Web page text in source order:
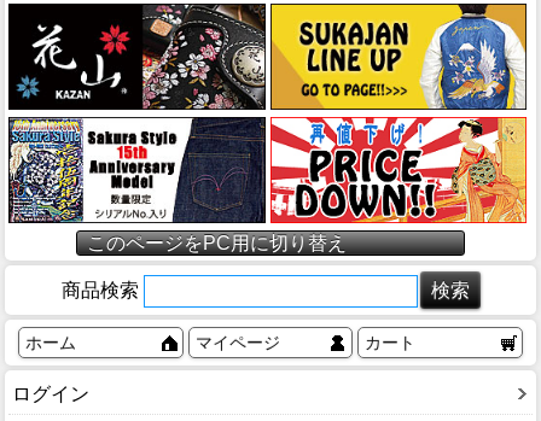
このページをPC用に切り替え
商品検索
ホーム マイページ カート
ログイン